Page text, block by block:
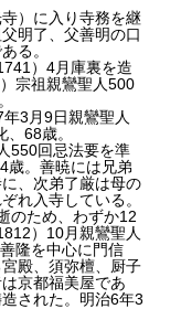
）に入り寺務を継
明了、父善明の口
る。
）4月庫裏を造
宗祖親鸞聖人500
3月9日親鸞聖人
68歳。
550回忌法要を準
歳。善暁には兄弟
、次弟了厳は母の
れ入寺している。
のため、わずか12
）10月親鸞聖人
隆を中心に門信
殿、須弥檀、厨子
京都福美屋であ
された。明治6年3